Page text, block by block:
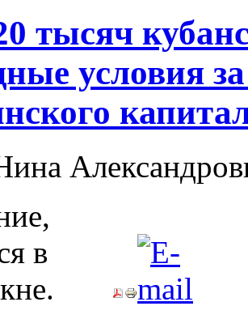
тысяч
условия за